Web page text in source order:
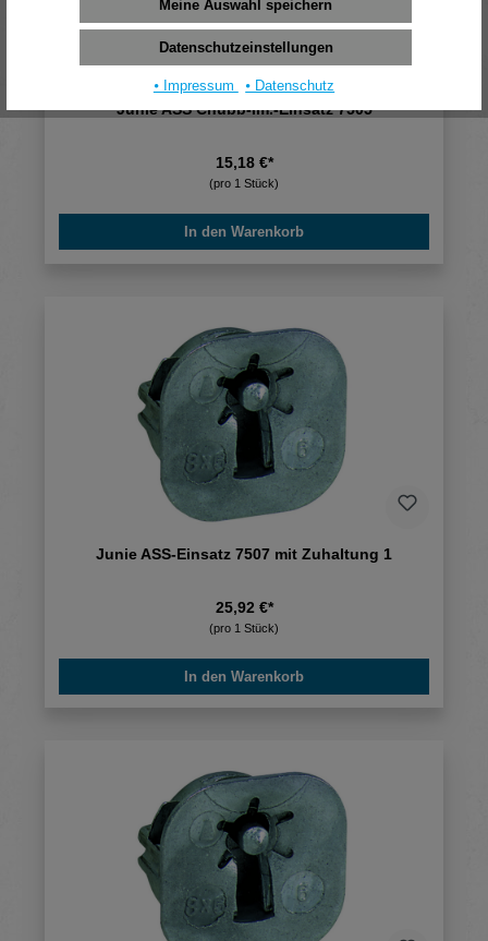
Junie ASS Chubb-Im.-Einsatz 7505
15,18 €*
(pro 1 Stück)
In den Warenkorb
Junie ASS-Einsatz 7507 mit Zuhaltung 1
25,92 €*
(pro 1 Stück)
In den Warenkorb
Meine Auswahl speichern
Datenschutzeinstellungen
⦁ Impressum ⦁ Datenschutz